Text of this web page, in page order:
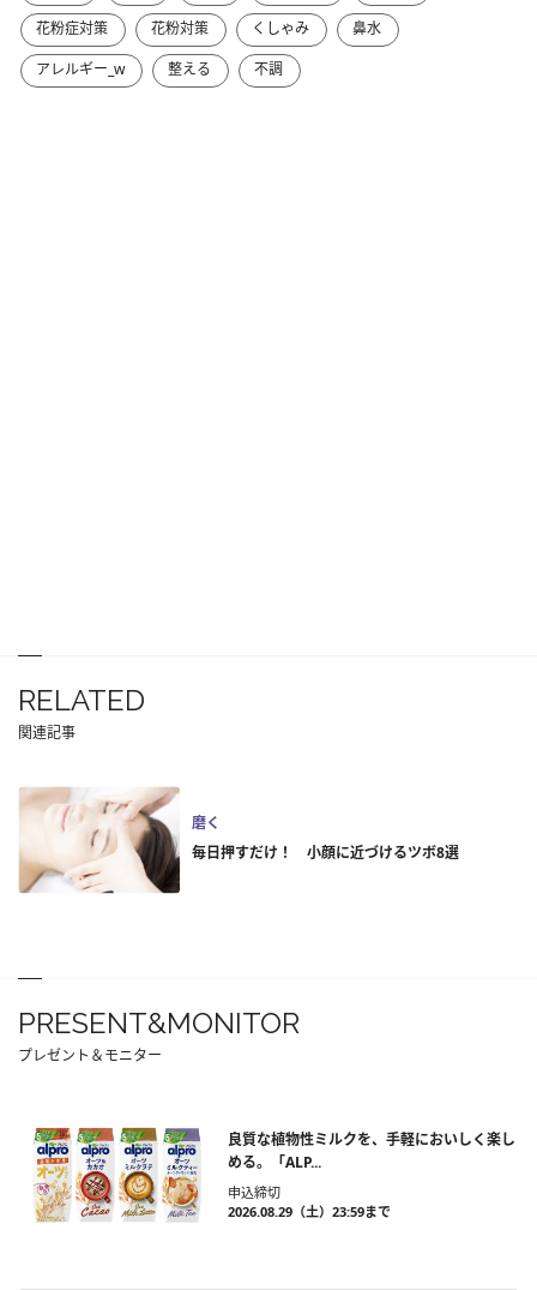
花粉症対策
花粉対策 くしゃみ
鼻水
アレルギー_w
整える 不調
RELATED
関連記事
磨く
毎日押すだけ！ 小顔に近づけるツボ8選
PRESENT&MONITOR
プレゼント＆モニター
良質な植物性ミルクを、手軽においしく楽し
める。「ALP...
申込締切
2026.08.29（土）23:59まで